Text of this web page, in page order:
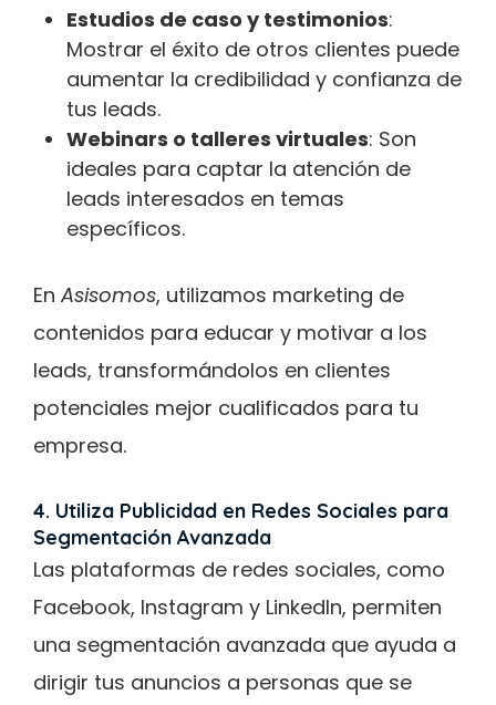
Estudios de caso y testimonios:
Mostrar el éxito de otros clientes puede
aumentar la credibilidad y confianza de
tus leads.
Webinars o talleres virtuales: Son
ideales para captar la atención de
leads interesados en temas
específicos.
En Asisomos, utilizamos marketing de
contenidos para educar y motivar a los
leads, transformándolos en clientes
potenciales mejor cualificados para tu
empresa.
4. Utiliza Publicidad en Redes Sociales para
Segmentación Avanzada
Las plataformas de redes sociales, como
Facebook, Instagram y LinkedIn, permiten
una segmentación avanzada que ayuda a
dirigir tus anuncios a personas que se